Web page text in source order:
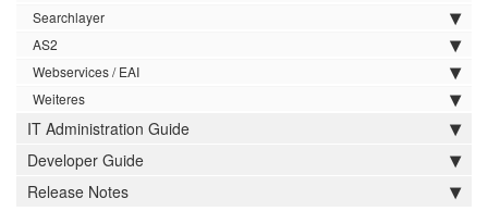
Searchlayer
AS2
Webservices / EAI
Weiteres
IT Administration Guide
Developer Guide
Release Notes